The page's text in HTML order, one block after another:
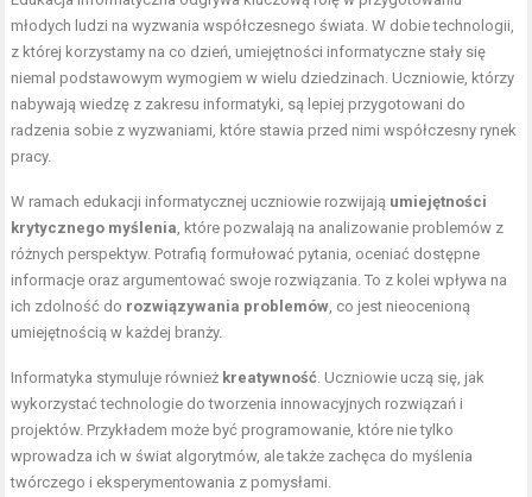
młodych ludzi na wyzwania współczesnego świata. W dobie technologii,
z której korzystamy na co dzień, umiejętności informatyczne stały się
niemal podstawowym wymogiem w wielu dziedzinach. Uczniowie, którzy
nabywają wiedzę z zakresu informatyki, są lepiej przygotowani do
radzenia sobie z wyzwaniami, które stawia przed nimi współczesny rynek
pracy.
W ramach edukacji informatycznej uczniowie rozwijają umiejętności
krytycznego myślenia , które pozwalają na analizowanie problemów z
różnych perspektyw. Potrafią formułować pytania, oceniać dostępne
informacje oraz argumentować swoje rozwiązania. To z kolei wpływa na
ich zdolność do rozwiązywania problemów , co jest nieocenioną
umiejętnością w każdej branży.
Informatyka stymuluje również kreatywność . Uczniowie uczą się, jak
wykorzystać technologie do tworzenia innowacyjnych rozwiązań i
projektów. Przykładem może być programowanie, które nie tylko
wprowadza ich w świat algorytmów, ale także zachęca do myślenia
twórczego i eksperymentowania z pomysłami.